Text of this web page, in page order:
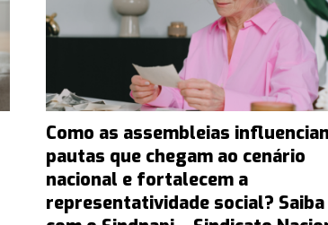
Como as assembleias
pautas que chegam ao cenário
nacional e fortalecem a
representatividade social? Saiba